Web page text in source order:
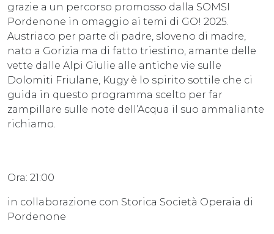
grazie a un percorso promosso dalla SOMSI
Pordenone in omaggio ai temi di GO! 2025.
Austriaco per parte di padre, sloveno di madre,
nato a Gorizia ma di fatto triestino, amante delle
vette dalle Alpi Giulie alle antiche vie sulle
Dolomiti Friulane, Kugy è lo spirito sottile che ci
guida in questo programma scelto per far
zampillare sulle note dell’Acqua il suo ammaliante
richiamo.
Ora: 21:00
in collaborazione con Storica Società Operaia di
Pordenone